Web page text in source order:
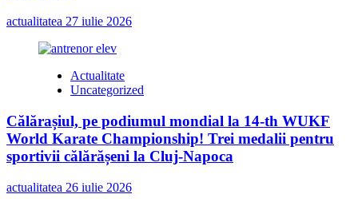
actualitatea 27 iulie 2026
Actualitate
Uncategorized
Călărașiul, pe podiumul mondial la 14-th WUKF
World Karate Championship! Trei medalii pentru
sportivii călărășeni la Cluj-Napoca
actualitatea 26 iulie 2026